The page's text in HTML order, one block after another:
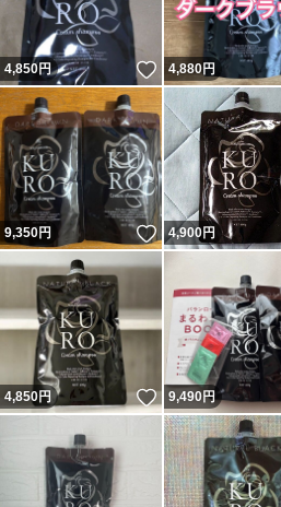
4,850円 いいね！
4,880円
9,350円 いいね！
4,900円
4,850円 いいね！
9,490円